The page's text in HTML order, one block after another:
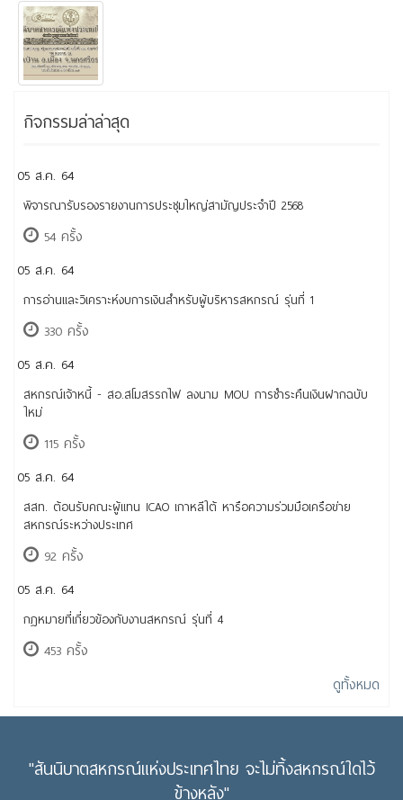
กิจกรรมล่าล่าสุด
05 ส.ค. 64
พิจารณารับรองรายงานการประชุมใหญ่สามัญประจำปี 2568
54 ครั้ง
05 ส.ค. 64
การอ่านและวิเคราะห์งบการเงินสำหรับผู้บริหารสหกรณ์ รุ่นที่ 1
330 ครั้ง
05 ส.ค. 64
สหกรณ์เจ้าหนี้ - สอ.สโมสรรถไฟ ลงนาม MOU การชำระคืนเงินฝากฉบับ
ใหม่
115 ครั้ง
05 ส.ค. 64
สสท. ต้อนรับคณะผู้แทน ICAO เกาหลีใต้ หารือความร่วมมือเครือข่าย
สหกรณ์ระหว่างประเทศ
92 ครั้ง
05 ส.ค. 64
กฎหมายที่เกี่ยวข้องกับงานสหกรณ์ รุ่นที่ 4
453 ครั้ง
ดูทั้งหมด
"สันนิบาตสหกรณ์แห่งประเทศไทย จะไม่ทิ้งสหกรณ์ใดไว้
ข้างหลัง"